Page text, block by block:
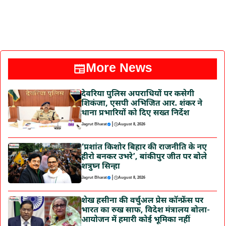
More News
देवरिया पुलिस अपराधियों पर कसेगी
शिकंजा, एसपी अभिजित आर. शंकर ने
थाना प्रभारियों को दिए सख्त निर्देश
Jagrut Bharat | August 8, 2026
‘प्रशांत किशोर बिहार की राजनीति के नए
हीरो बनकर उभरे’, बांकीपुर जीत पर बोले
शत्रुघ्न सिन्हा
Jagrut Bharat | August 8, 2026
शेख हसीना की वर्चुअल प्रेस कॉन्फ्रेंस पर
भारत का रुख साफ, विदेश मंत्रालय बोला-
आयोजन में हमारी कोई भूमिका नहीं